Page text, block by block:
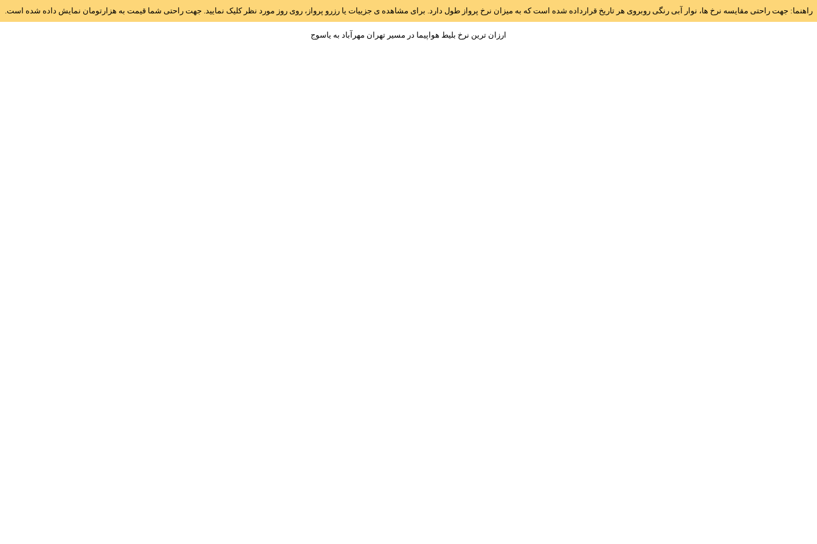
راهنما: جهت راحتی مقایسه نرخ ها، نوار آبی رنگی روبروی هر تاریخ قرارداده شده است که به میزان نرخ پرواز طول دارد. برای مشاهده ی جزییات یا رزرو پرواز، روی روز مورد نظر کلیک نمایید. جهت راحتی شما قیمت به هزارتومان نمایش داده شده است.
ارزان ترین نرخ بلیط هواپیما در مسیر تهران مهرآباد به ياسوج